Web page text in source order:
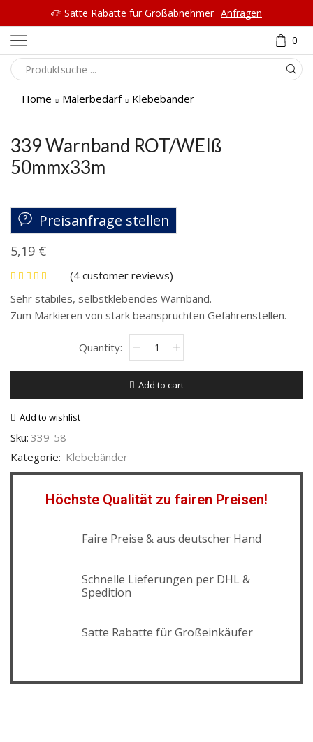
Satte Rabatte für Großabnehmer Anfragen
0
Home Malerbedarf Klebebänder
339 Warnband ROT/WEIß
50mmx33m
Preisanfrage stellen
5,19 €
(4 customer reviews)
Sehr stabiles, selbstklebendes Warnband.
Zum Markieren von stark beanspruchten Gefahrenstellen.
Add to cart
Add to wishlist
Sku: 339-58
Kategorie: Klebebänder
Höchste Qualität zu fairen Preisen!
Faire Preise & aus deutscher Hand
Schnelle Lieferungen per DHL &
Spedition
Satte Rabatte für Großeinkäufer